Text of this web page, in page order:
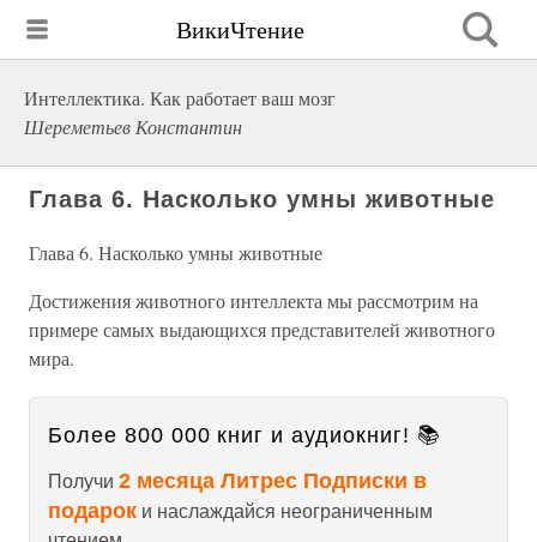
ВикиЧтение
Интеллектика. Как работает ваш мозг
Шереметьев Константин
Глава 6. Насколько умны животные
Глава 6. Насколько умны животные
Достижения животного интеллекта мы рассмотрим на
примере самых выдающихся представителей животного
мира.
Более 800 000 книг и аудиокниг! 📚
Получи 2 месяца Литрес Подписки в
подарок и наслаждайся неограниченным